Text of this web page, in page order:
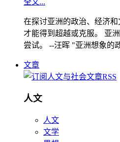
在探讨亚洲的政治、经济
才能得到超越或克服。 亚
尝试。 --汪晖 "亚洲想象的
文章
人文
人文
文学